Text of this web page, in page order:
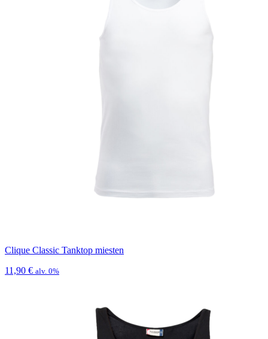
Clique Classic Tanktop miesten
11,90 € alv. 0%